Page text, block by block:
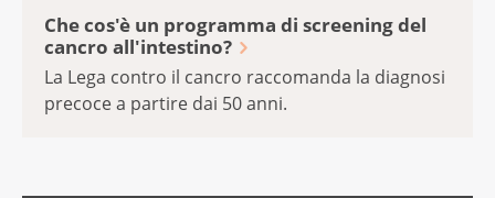
Che cos'è un programma di screening del
cancro all'intestino?
La Lega contro il cancro raccomanda la diagnosi
precoce a partire dai 50 anni.